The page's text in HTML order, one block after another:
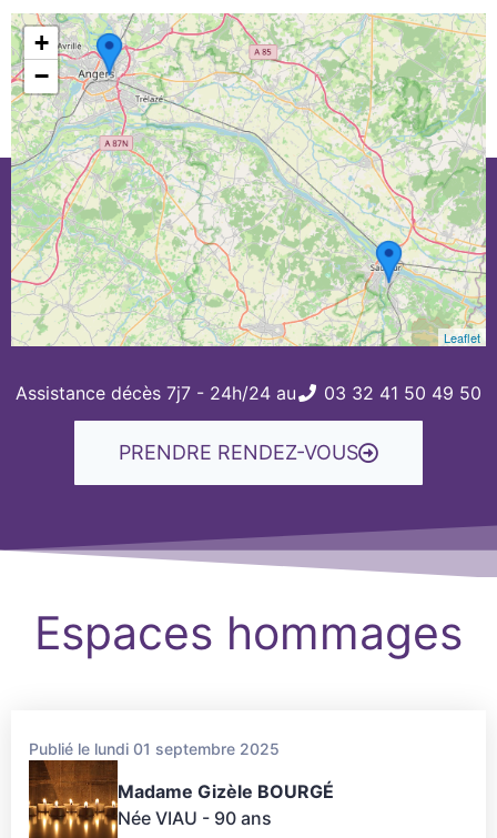
+
−
Leaflet
Assistance décès 7j7 - 24h/24 au 03 32 41 50 49 50
PRENDRE RENDEZ-VOUS
Espaces hommages
Publié le lundi 01 septembre 2025
Madame Gizèle BOURGÉ
Née VIAU - 90 ans